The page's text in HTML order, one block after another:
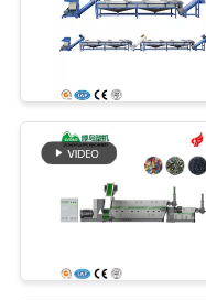
PRIVACY